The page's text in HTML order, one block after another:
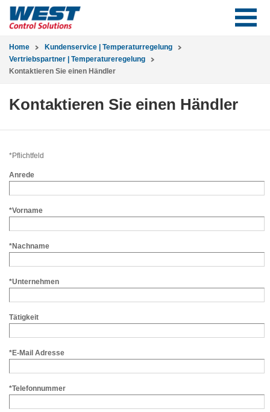
Home
Kundenservice | Temperaturregelung
Vertriebspartner | Temperatureregelung
Kontaktieren Sie einen Händler
Kontaktieren Sie einen Händler
*Pflichtfeld
Anrede
*Vorname
*Nachname
*Unternehmen
Tätigkeit
*E-Mail Adresse
*Telefonnummer